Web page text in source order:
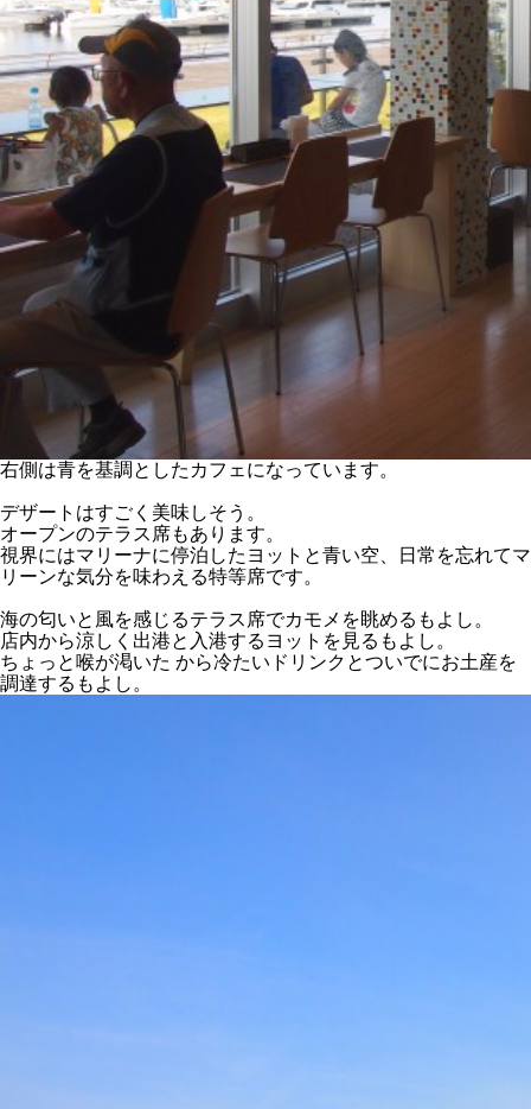
右側は青を基調としたカフェになっています。
デザートはすごく美味しそう。
オープンのテラス席もあります。
視界にはマリーナに停泊したヨットと青い空、日常を忘れてマ
リーンな気分を味わえる特等席です。
海の匂いと風を感じるテラス席でカモメを眺めるもよし。
店内から涼しく出港と入港するヨットを見るもよし。
ちょっと喉が渇いた から冷たいドリンクとついでにお土産を
調達するもよし。